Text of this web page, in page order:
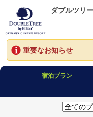
ダブルツリ
重要なお知らせ
宿泊プラン